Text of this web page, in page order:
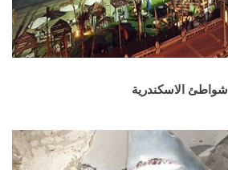
شواطئ الاسكندرية